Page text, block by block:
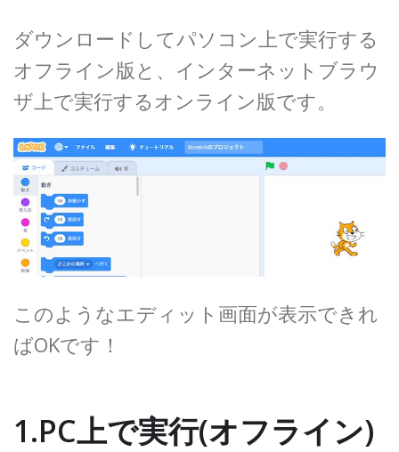
ダウンロードしてパソコン上で実行する
オフライン版と、インターネットブラウ
ザ上で実行するオンライン版です。
このようなエディット画面が表示できれ
ばOKです！
1.PC上で実行(オフライン)